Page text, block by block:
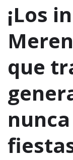
¡Los
que